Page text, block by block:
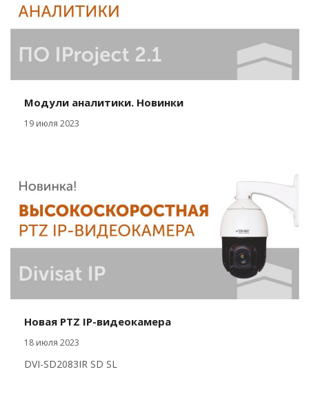
Модули аналитики. Новинки
19 июля 2023
Новая PTZ IP-видеокамера
18 июля 2023
DVI-SD2083IR SD SL